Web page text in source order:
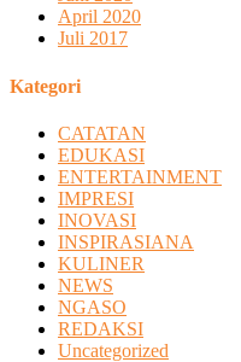
April 2020
Juli 2017
Kategori
CATATAN
EDUKASI
ENTERTAINMENT
IMPRESI
INOVASI
INSPIRASIANA
KULINER
NEWS
NGASO
REDAKSI
Uncategorized